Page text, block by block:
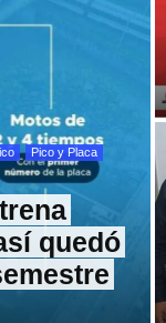
Pico y Placa
quedó